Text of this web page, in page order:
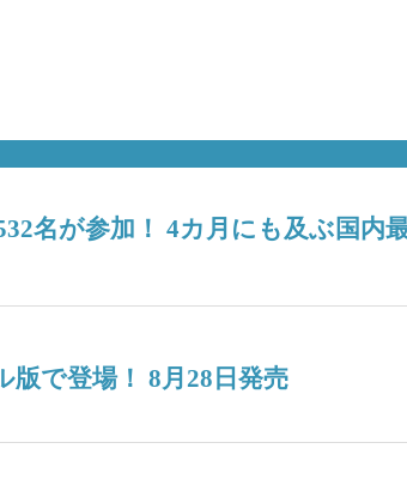
名が参加！ 4カ月にも及ぶ国内
版で登場！ 8月28日発売